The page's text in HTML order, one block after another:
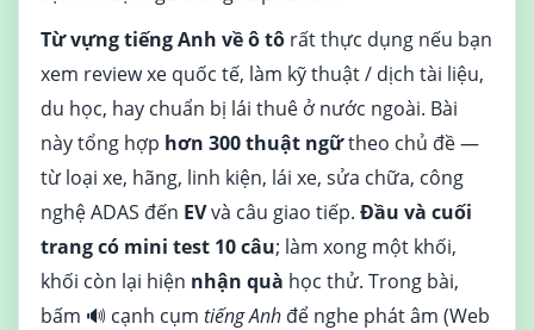
Từ vựng tiếng Anh về ô tô rất thực dụng nếu bạn
xem review xe quốc tế, làm kỹ thuật / dịch tài liệu,
du học, hay chuẩn bị lái thuê ở nước ngoài. Bài
này tổng hợp hơn 300 thuật ngữtheo chủ đề —
từ loại xe, hãng, linh kiện, lái xe, sửa chữa, công
nghệ ADAS đến EVvà câu giao tiếp. Đầu và cuối
trang có mini test 10 câu; làm xong một khối,
khối còn lại hiện nhận quà học thử. Trong bài,
bấm 🔊 cạnh cụm tiếng Anh để nghe phát âm (Web